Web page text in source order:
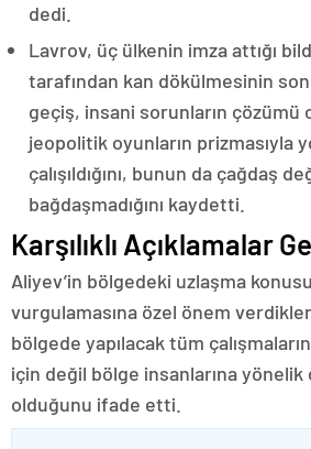
dedi.
Lavrov, üç ülkenin imza attığı
tarafından kan dökülmesinin
geçiş, insani sorunların çözümü
jeopolitik oyunların prizmasıyla
çalışıldığını, bunun da çağdaş
bağdaşmadığını kaydetti.
Karşılıklı Açıklamalar
Aliyev’in bölgedeki uzlaşma
vurgulamasına özel önem
bölgede yapılacak tüm
için değil bölge insanlarına
olduğunu ifade etti.